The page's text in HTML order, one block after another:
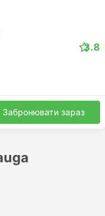
3.8
Забронювати зараз